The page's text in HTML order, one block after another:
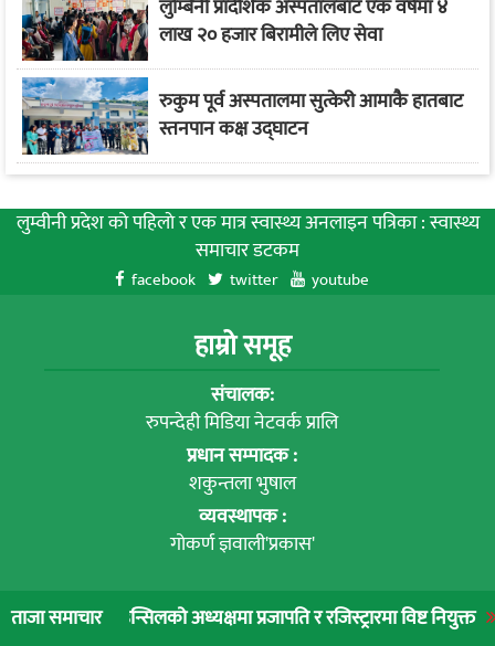
ताजा समाचारअध्यक्षमा प्रजापति र रजिस्ट्रारमा विष्ट नियुक्त लुम्बिनी
लुम्बिनी प्रादेशिक अस्पतालबाट एक वर्षमा ४
लाख २० हजार बिरामीले लिए सेवा
रुकुम पूर्व अस्पतालमा सुत्केरी आमाकै हातबाट
स्तनपान कक्ष उद्घाटन
लुम्वीनी प्रदेश को पहिलाे र एक मात्र स्वास्थ्य अनलाइन पत्रिका : स्वास्थ्य
समाचार डटकम
facebook twitter youtube
हाम्रो समूह
संचालक:
रुपन्देही मिडिया नेटवर्क प्रालि
प्रधान सम्पादक :
शकुन्तला भुषाल
व्यवस्थापक :
गोकर्ण ज्ञवाली'प्रकास'
हाम्रो बारे